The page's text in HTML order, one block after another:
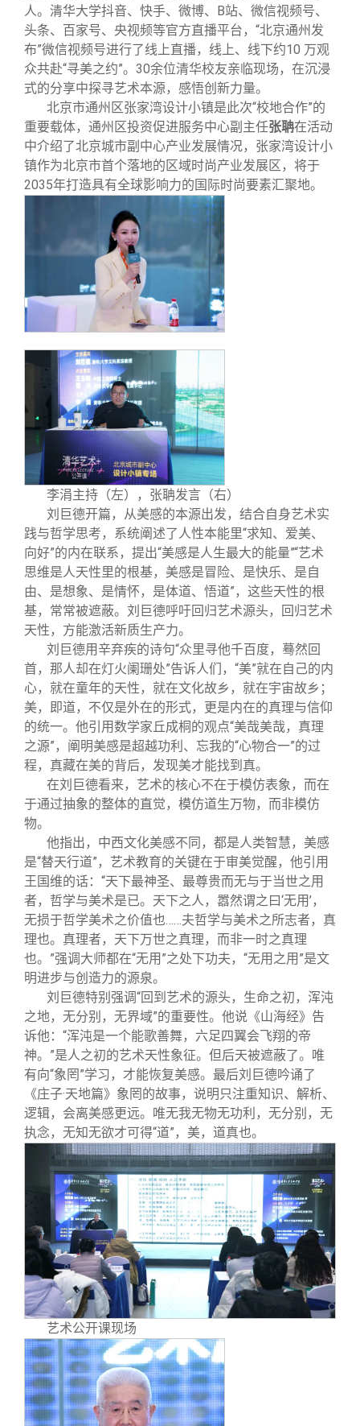
人。清华大学抖音、快手、微博、B站、微信视频号、
头条、百家号、央视频等官方直播平台，“北京通州发
布”微信视频号进行了线上直播，线上、线下约10 万观
众共赴“寻美之约”。30余位清华校友亲临现场，在沉浸
式的分享中探寻艺术本源，感悟创新力量。
北京市通州区张家湾设计小镇是此次“校地合作”的
重要载体，通州区投资促进服务中心副主任张聃在活动
中介绍了北京城市副中心产业发展情况，张家湾设计小
镇作为北京市首个落地的区域时尚产业发展区，将于
2035年打造具有全球影响力的国际时尚要素汇聚地。
李涓主持（左），张聃发言（右）
刘巨德开篇，从美感的本源出发，结合自身艺术实
践与哲学思考，系统阐述了人性本能里“求知、爱美、
向好”的内在联系，提出“美感是人生最大的能量”“艺术
思维是人天性里的根基，美感是冒险、是快乐、是自
由、是想象、是情怀，是体道、悟道”，这些天性的根
基，常常被遮蔽。刘巨德呼吁回归艺术源头，回归艺术
天性，方能激活新质生产力。
刘巨德用辛弃疾的诗句“众里寻他千百度，蓦然回
首，那人却在灯火阑珊处”告诉人们，“美”就在自己的内
心，就在童年的天性，就在文化故乡，就在宇宙故乡；
美，即道，不仅是外在的形式，更是内在的真理与信仰
的统一。他引用数学家丘成桐的观点“美哉美哉，真理
之源”，阐明美感是超越功利、忘我的“心物合一”的过
程，真藏在美的背后，发现美才能找到真。
在刘巨德看来，艺术的核心不在于模仿表象，而在
于通过抽象的整体的直觉，模仿道生万物，而非模仿
物。
他指出，中西文化美感不同，都是人类智慧，美感
是“替天行道”，艺术教育的关键在于审美觉醒，他引用
王国维的话：“天下最神圣、最尊贵而无与于当世之用
者，哲学与美术是已。天下之人，嚣然谓之曰‘无用’，
无损于哲学美术之价值也……夫哲学与美术之所志者，真
理也。真理者，天下万世之真理，而非一时之真理
也。”强调大师都在“无用”之处下功夫，“无用之用”是文
明进步与创造力的源泉。
刘巨德特别强调“回到艺术的源头，生命之初，浑沌
之地，无分别，无界域”的重要性。他说《山海经》告
诉他：“浑沌是一个能歌善舞，六足四翼会飞翔的帝
神。”是人之初的艺术天性象征。但后天被遮蔽了。唯
有向“象罔”学习，才能恢复美感。最后刘巨德吟诵了
《庄子·天地篇》象罔的故事，说明只注重知识、解析、
逻辑，会离美感更远。唯无我无物无功利，无分别，无
执念，无知无欲才可得“道”，美，道真也。
艺术公开课现场